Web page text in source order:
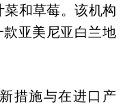
和草莓。该机构
亚美尼亚白兰地
措施与在进口产